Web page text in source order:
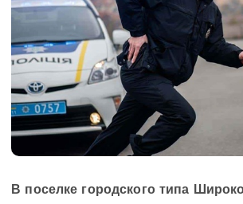
В поселке городского типа